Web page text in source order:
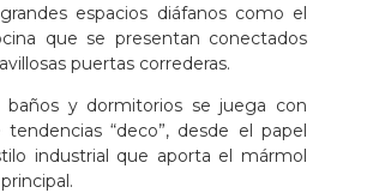
espacios diáfanos como el
que se presentan conectados
puertas correderas.
baños y dormitorios se juega con
“deco”, desde el papel
industrial que aporta el mármol